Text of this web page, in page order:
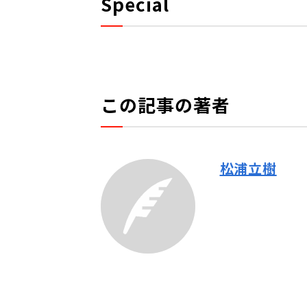
この記事の著者
松浦立樹